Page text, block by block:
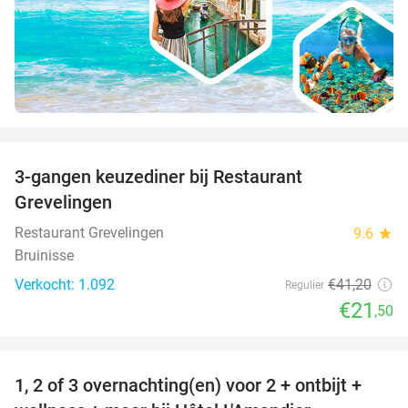
3-gangen keuzediner bij Restaurant
Grevelingen
Restaurant Grevelingen 9.6 star
Bruinisse
Verkocht: 1.092
Regulier €41,20
€21 ,50
32%
1, 2 of 3 overnachting(en) voor 2 + ontbijt +